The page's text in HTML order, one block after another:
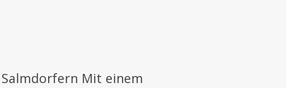
Mit einem